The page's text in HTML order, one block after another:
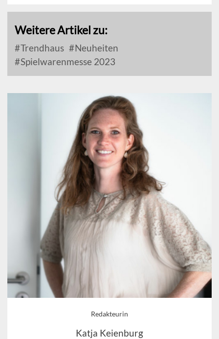
Weitere Artikel zu:
Trendhaus
Neuheiten
Spielwarenmesse 2023
Redakteurin
Katja Keienburg